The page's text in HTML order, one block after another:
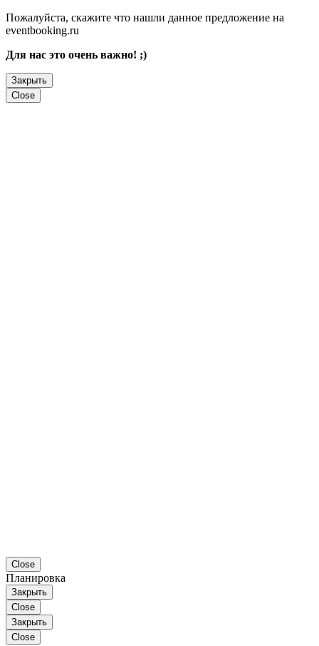
Пожалуйста, скажите что нашли данное предложение на
eventbooking.ru
Для нас это очень важно! ;)
Закрыть
Close
Close
Планировка
Закрыть
Close
Закрыть
Close